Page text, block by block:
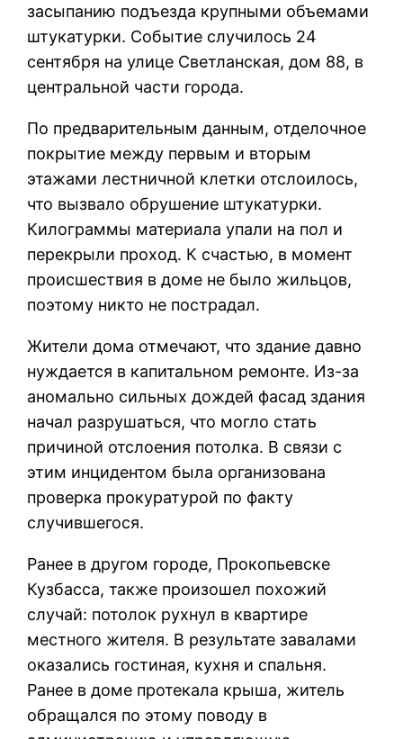
засыпанию подъезда крупными объемами
штукатурки. Событие случилось 24
сентября на улице Светланская, дом 88, в
центральной части города.
По предварительным данным, отделочное
покрытие между первым и вторым
этажами лестничной клетки отслоилось,
что вызвало обрушение штукатурки.
Килограммы материала упали на пол и
перекрыли проход. К счастью, в момент
происшествия в доме не было жильцов,
поэтому никто не пострадал.
Жители дома отмечают, что здание давно
нуждается в капитальном ремонте. Из-за
аномально сильных дождей фасад здания
начал разрушаться, что могло стать
причиной отслоения потолка. В связи с
этим инцидентом была организована
проверка прокуратурой по факту
случившегося.
Ранее в другом городе, Прокопьевске
Кузбасса, также произошел похожий
случай: потолок рухнул в квартире
местного жителя. В результате завалами
оказались гостиная, кухня и спальня.
Ранее в доме протекала крыша, житель
обращался по этому поводу в